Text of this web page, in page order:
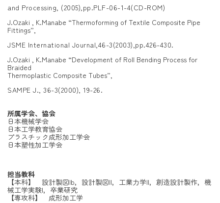
and Processing, (2005),pp.PLF-06-1-4(CD-ROM)
J.Ozaki , K.Manabe “Thermoforming of Textile Composite Pipe
Fittings”,
JSME International Journal,46-3(2003),pp.426-430.
J.Ozaki , K.Manabe “Development of Roll Bending Process for
Braided
Thermoplastic Composite Tubes”,
SAMPE J., 36-3(2000), 19-26.
所属学会、協会
日本機械学会
日本工学教育協会
プラスチック成形加工学会
日本塑性加工学会
担当教科
【本科】 設計製図Ib，設計製図II，工業力学II，創造設計製作，機
械工学実験I，卒業研究
【専攻科】 成形加工学